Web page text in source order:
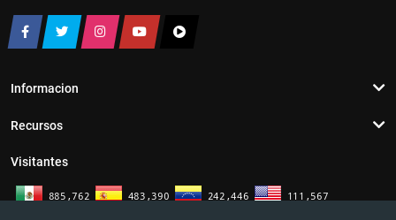
Informacion
Recursos
Visitantes